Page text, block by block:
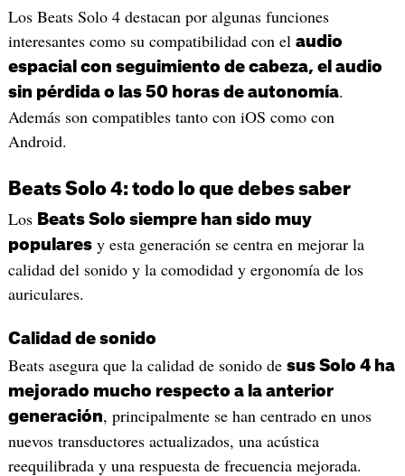
Los Beats Solo 4 destacan por algunas funciones
interesantes como su compatibilidad con el audio
espacial con seguimiento de cabeza, el audio
sin pérdida o las 50 horas de autonomía.
Además son compatibles tanto con iOS como con
Android.
Beats Solo 4: todo lo que debes saber
Los Beats Solo siempre han sido muy
popularesy esta generación se centra en mejorar la
calidad del sonido y la comodidad y ergonomía de los
auriculares.
Calidad de sonido
Beats asegura que la calidad de sonido de sus Solo 4 ha
mejorado mucho respecto a la anterior
generación, principalmente se han centrado en unos
nuevos transductores actualizados, una acústica
reequilibrada y una respuesta de frecuencia mejorada.